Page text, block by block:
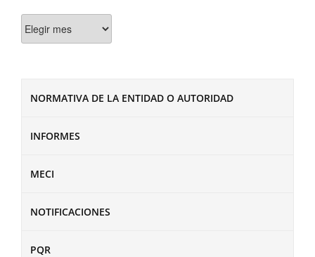
NORMATIVA DE LA ENTIDAD O AUTORIDAD
INFORMES
MECI
NOTIFICACIONES
PQR